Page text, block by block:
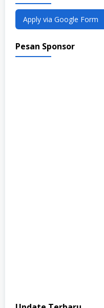
Apply via Google Form
Pesan Sponsor